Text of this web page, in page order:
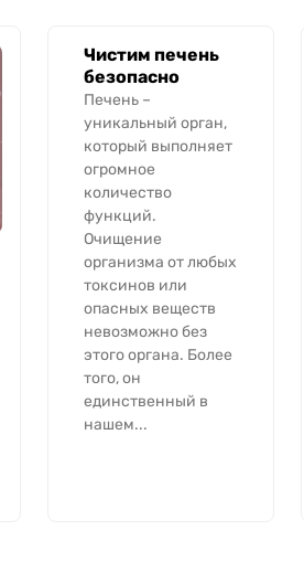
Чистим печень
безопасно
Печень –
уникальный орган,
который выполняет
огромное
количество
функций.
Очищение
организма от любых
токсинов или
опасных веществ
невозможно без
этого органа. Более
того, он
единственный в
нашем...